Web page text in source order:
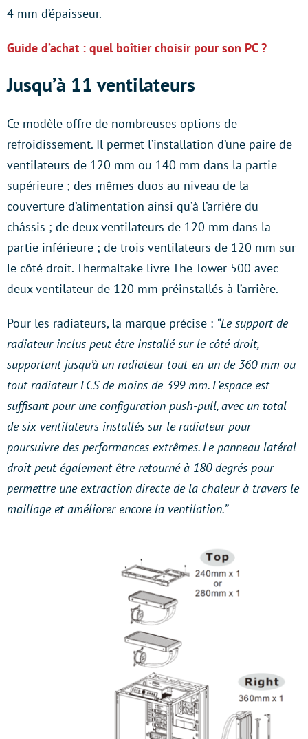
4 mm d’épaisseur.
Guide d’achat : quel boîtier choisir pour son PC ?
Jusqu’à 11 ventilateurs
Ce modèle offre de nombreuses options de
refroidissement. Il permet l’installation d’une paire de
ventilateurs de 120 mm ou 140 mm dans la partie
supérieure ; des mêmes duos au niveau de la
couverture d’alimentation ainsi qu’à l’arrière du
châssis ; de deux ventilateurs de 120 mm dans la
partie inférieure ; de trois ventilateurs de 120 mm sur
le côté droit. Thermaltake livre The Tower 500 avec
deux ventilateur de 120 mm préinstallés à l’arrière.
Pour les radiateurs, la marque précise : “Le support de
radiateur inclus peut être installé sur le côté droit,
supportant jusqu’à un radiateur tout-en-un de 360 mm ou
tout radiateur LCS de moins de 399 mm. L’espace est
suffisant pour une configuration push-pull, avec un total
de six ventilateurs installés sur le radiateur pour
poursuivre des performances extrêmes. Le panneau latéral
droit peut également être retourné à 180 degrés pour
permettre une extraction directe de la chaleur à travers le
maillage et améliorer encore la ventilation.”